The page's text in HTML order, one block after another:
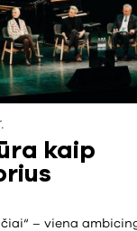
kaip
– viena